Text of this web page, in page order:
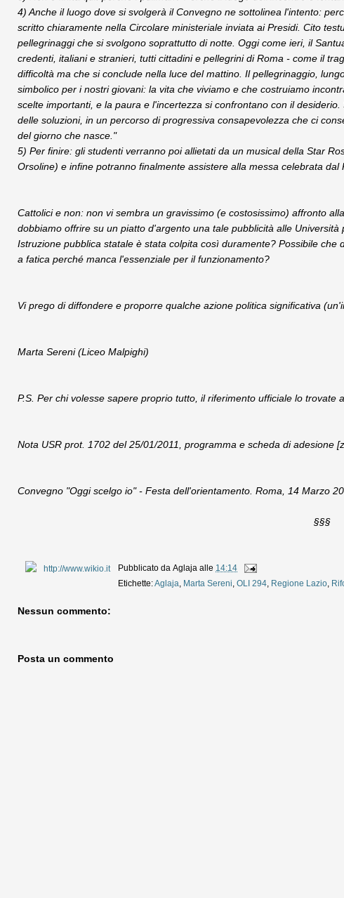
4) Anche il luogo dove si svolgerà il Convegno ne sottolinea l'intento:
scritto chiaramente nella Circolare ministeriale inviata ai Presidi. Cito
pellegrinaggi che si svolgono soprattutto di notte. Oggi come ieri, il
credenti, italiani e stranieri, tutti cittadini e pellegrini di Roma - come il
difficoltà ma che si conclude nella luce del mattino. Il pellegrinaggio,
simbolico per i nostri giovani: la vita che viviamo e che costruiamo
scelte importanti, e la paura e l'incertezza si confrontano con il
delle soluzioni, in un percorso di progressiva consapevolezza che ci
del giorno che nasce."
5) Per finire: gli studenti verranno poi allietati da un musical della Star
Orsoline) e infine potranno finalmente assistere alla messa celebrata dal
Cattolici e non: non vi sembra un gravissimo (e costosissimo) affronto
dobbiamo offrire su un piatto d'argento una tale pubblicità alle
Istruzione pubblica statale è stata colpita così duramente? Possibile
a fatica perché manca l'essenziale per il funzionamento?
Vi prego di diffondere e proporre qualche azione politica significativa
Marta Sereni (Liceo Malpighi)
P.S. Per chi volesse sapere proprio tutto, il riferimento ufficiale lo trovate
Nota USR prot. 1702 del 25/01/2011, programma e scheda di adesione
Convegno "Oggi scelgo io" - Festa dell'orientamento. Roma, 14 Marzo
§§§
Pubblicato daAglaja alle 14:14
Etichette:Aglaja, Marta Sereni,OLI 294, Regione Lazio,
Nessun commento:
Posta un commento